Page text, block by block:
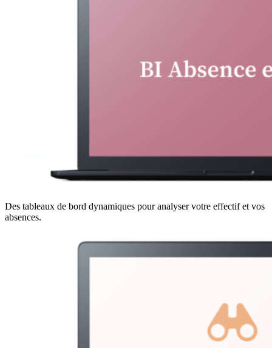
Des tableaux de bord dynamiques pour analyser votre effectif et vos
absences.